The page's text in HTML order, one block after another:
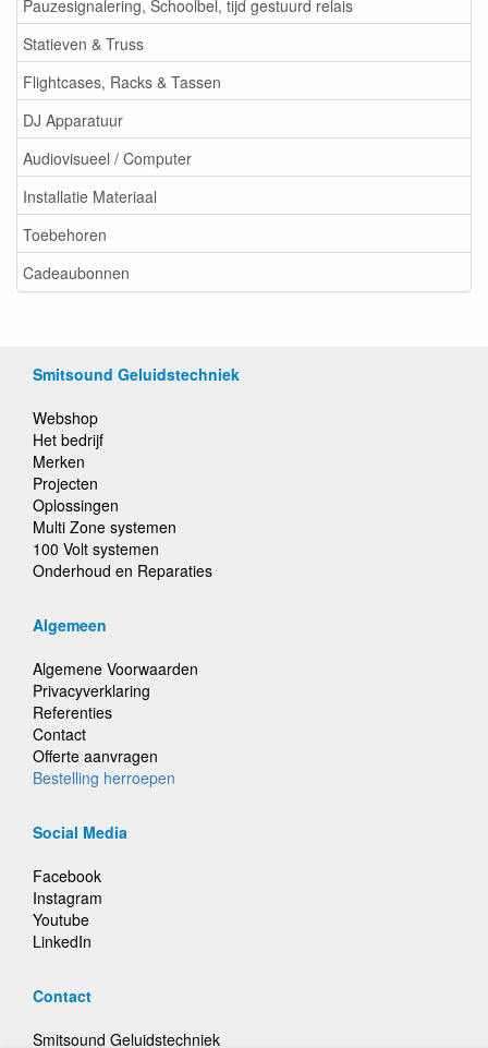
Pauzesignalering, Schoolbel, tijd gestuurd relais
Statieven & Truss
Flightcases, Racks & Tassen
DJ Apparatuur
Audiovisueel / Computer
Installatie Materiaal
Toebehoren
Cadeaubonnen
Smitsound Geluidstechniek
Webshop
Het bedrijf
Merken
Projecten
Oplossingen
Multi Zone systemen
100 Volt systemen
Onderhoud en Reparaties
Algemeen
Algemene Voorwaarden
Privacyverklaring
Referenties
Contact
Offerte aanvragen
Bestelling herroepen
Social Media
Facebook
Instagram
Youtube
LinkedIn
Contact
Smitsound Geluidstechniek